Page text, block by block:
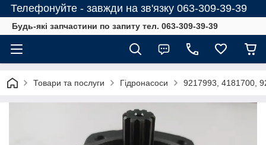
Телефонуйте - завжди на зв'язку 063-309-39-39
Будь-які запчастини по запиту тел. 063-309-39-39
Товари та послуги Гідронасоси 9217993, 4181700,